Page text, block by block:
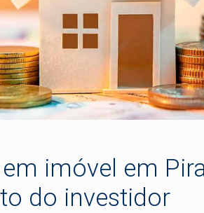
imóvel em
do investidor